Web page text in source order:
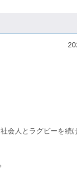
会人とラグビーを続